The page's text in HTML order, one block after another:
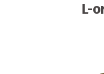
L-